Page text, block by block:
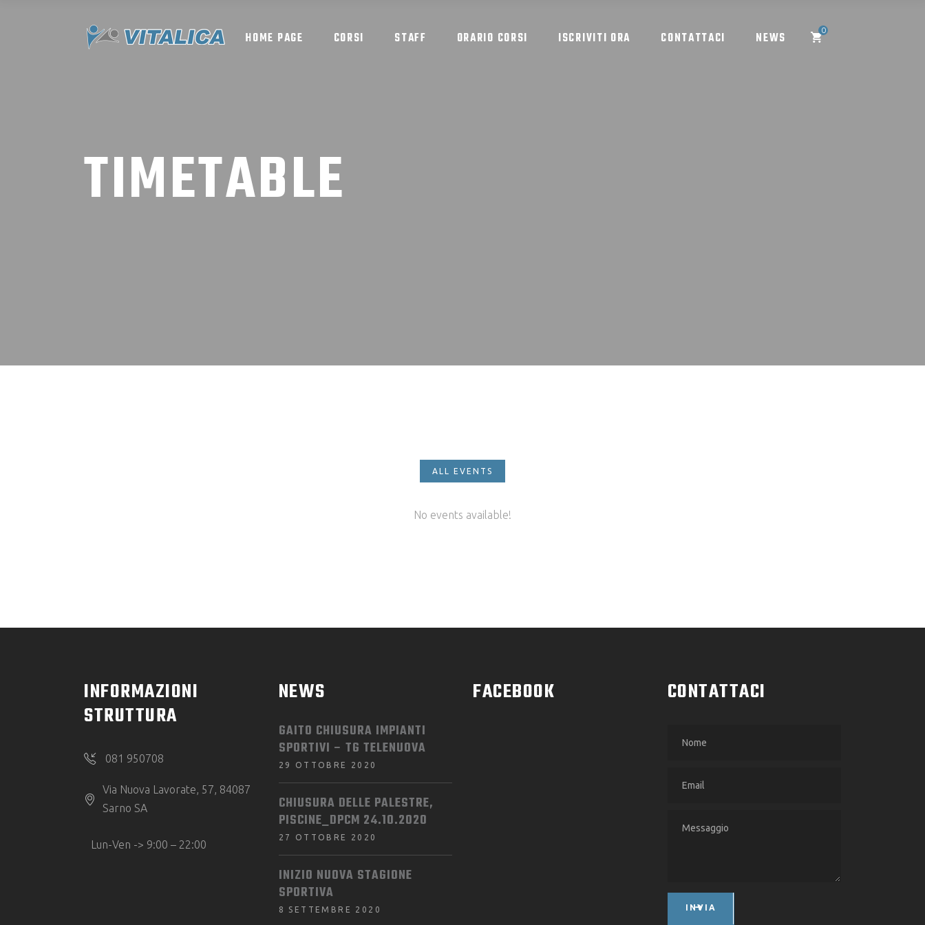
HOME PAGE CORSI STAFF ORARIO CORSI ISCRIVITI ORA CONTATTACI NEWS 0
TIMETABLE
ALL EVENTS
No events available!
INFORMAZIONI
STRUTTURA
081 950708
Via Nuova Lavorate, 57, 84087
Sarno SA
Lun-Ven -> 9:00 – 22:00
NEWS
GAITO CHIUSURA IMPIANTI
SPORTIVI – TG TELENUOVA
29 OTTOBRE 2020
CHIUSURA DELLE PALESTRE,
PISCINE_DPCM 24.10.2020
27 OTTOBRE 2020
INIZIO NUOVA STAGIONE
SPORTIVA
8 SETTEMBRE 2020
FACEBOOK CONTATTACI
INVIA